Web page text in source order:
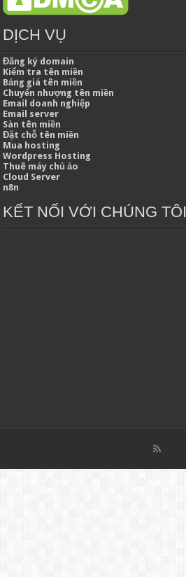
DỊCH VỤ
Đăng ký domain
Kiểm tra tên miền
Bảng giá tên miền
Chuyển nhượng tên miền
Email doanh nghiệp
Email server
Sàn tên miền
Đặt chỗ tên miền
Mua hosting
Wordpress Hosting
Thuê máy chủ ảo
Cloud Server
n8n
KẾT NỐI VỚI CHÚNG TÔI